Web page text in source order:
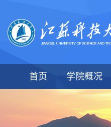
首页 学院概况